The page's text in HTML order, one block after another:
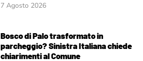
7 Agosto 2026
Bosco di Palo trasformato in
parcheggio? Sinistra Italiana chiede
chiarimenti al Comune